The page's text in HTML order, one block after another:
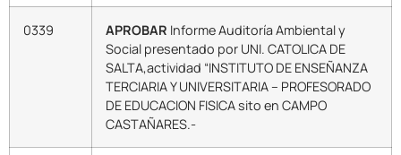
0339 APROBAR Informe Auditoría Ambiental y
Social presentado por UNI. CATOLICA DE
SALTA,actividad “INSTITUTO DE ENSEÑANZA
TERCIARIA Y UNIVERSITARIA – PROFESORADO
DE EDUCACION FISICA sito en CAMPO
CASTAÑARES.-